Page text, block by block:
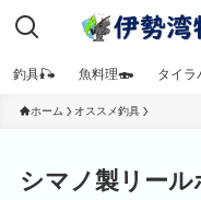
釣具🎣 魚料理🍣 タイ
ホーム オススメ釣具
シマノ製リール